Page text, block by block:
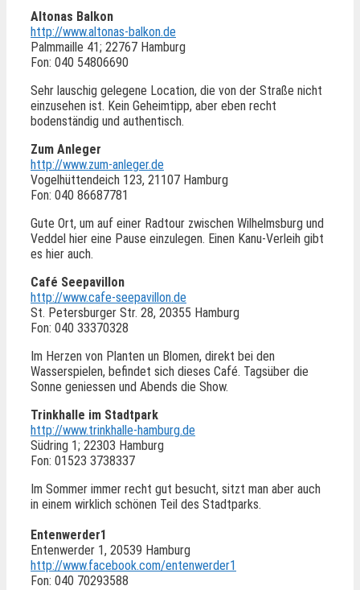
Altonas Balkon
http://www.altonas-balkon.de
Palmmaille 41; 22767 Hamburg
Fon: 040 54806690
Sehr lauschig gelegene Location, die von der Straße nicht
einzusehen ist. Kein Geheimtipp, aber eben recht
bodenständig und authentisch.
Zum Anleger
http://www.zum-anleger.de
Vogelhüttendeich 123, 21107 Hamburg
Fon: 040 86687781
Gute Ort, um auf einer Radtour zwischen Wilhelmsburg und
Veddel hier eine Pause einzulegen. Einen Kanu-Verleih gibt
es hier auch.
Café Seepavillon
http://www.cafe-seepavillon.de
St. Petersburger Str. 28, 20355 Hamburg
Fon: 040 33370328
Im Herzen von Planten un Blomen, direkt bei den
Wasserspielen, befindet sich dieses Café. Tagsüber die
Sonne geniessen und Abends die Show.
Trinkhalle im Stadtpark
http://www.trinkhalle-hamburg.de
Südring 1; 22303 Hamburg
Fon: 01523 3738337
Im Sommer immer recht gut besucht, sitzt man aber auch
in einem wirklich schönen Teil des Stadtparks.
Entenwerder1
Entenwerder 1, 20539 Hamburg
http://www.facebook.com/entenwerder1
Fon: 040 70293588